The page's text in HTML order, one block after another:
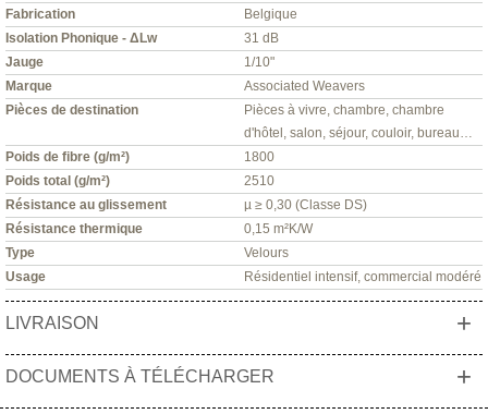
Fabrication
Belgique
Isolation Phonique - ΔLw
31 dB
Jauge
1/10"
Marque
Associated Weavers
Pièces de destination
Pièces à vivre, chambre, chambre
d'hôtel, salon, séjour, couloir, bureau…
Poids de fibre (g/m²)
1800
Poids total (g/m²)
2510
Résistance au glissement
µ ≥ 0,30 (Classe DS)
Résistance thermique
0,15 m²K/W
Type
Velours
Usage
Résidentiel intensif, commercial modéré
LIVRAISON +
DOCUMENTS À TÉLÉCHARGER +